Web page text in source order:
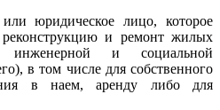
юридическое лицо, которое
реконструкцию и ремонт жилых
и социальной
в том числе для собственного
в наем, аренду либо для